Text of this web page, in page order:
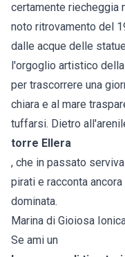
certamente riecheggia
noto ritrovamento del
dalle acque delle
l'orgoglio artistico
per trascorrere una
chiara e al mare
tuffarsi. Dietro
torre Ellera
, che in passato
pirati e racconta
dominata.
Marina di Gioiosa
Se ami un